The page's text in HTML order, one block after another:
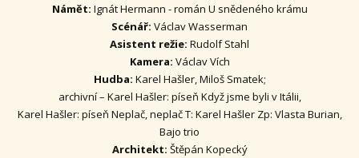
Námět: Ignát Hermann - román U snědeného krámu
Scénář: Václav Wasserman
Asistent režie: Rudolf Stahl
Kamera: Václav Vích
Hudba: Karel Hašler, Miloš Smatek;
archivní – Karel Hašler: píseň Když jsme byli v Itálii,
Karel Hašler: píseň Neplač, neplač T: Karel Hašler Zp: Vlasta Burian,
Bajo trio
Architekt: Štěpán Kopecký